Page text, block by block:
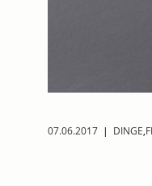
07.06.2017 | DINGE,